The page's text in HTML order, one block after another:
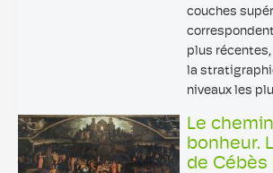
couches
plus
la
niveaux les
Le
bonheur.
de